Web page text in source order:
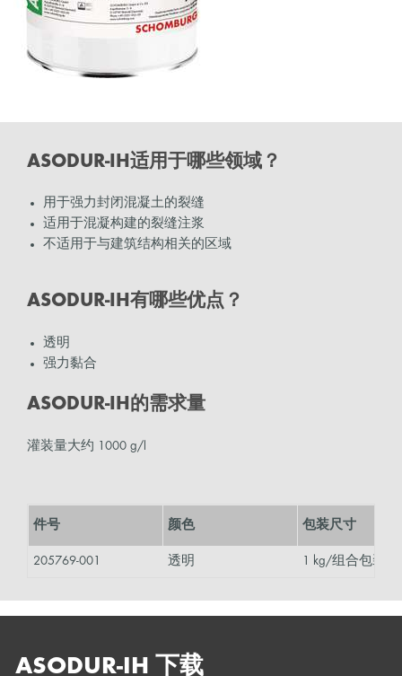
ASODUR-IH适用于哪些领域？
用于强力封闭混凝土的裂缝
适用于混凝构建的裂缝注浆
不适用于与建筑结构相关的区域
ASODUR-IH有哪些优点？
透明
强力黏合
ASODUR-IH的需求量
灌装量大约 1000 g/l
件号 颜色 包装尺寸
205769-001 透明 1 kg/组合包装 x
ASODUR-IH 下载